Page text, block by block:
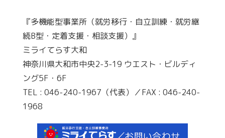
『多機能型事業所（就労移行・自立訓練・就労継
続B型・定着支援・相談支援）』
ミライてらす大和
神奈川県大和市中央2-3-19 ウエスト・ビルディ
ング5F・6F
TEL : 046-240-1967（代表）／FAX : 046-240-
1968